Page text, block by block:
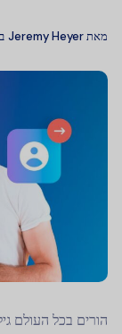
מאתJeremy Heyer
הורים בכל העולם